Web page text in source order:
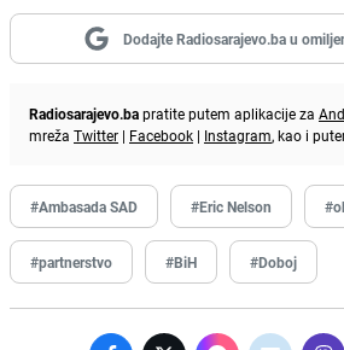
Dodajte Radiosarajevo.ba u
Radiosarajevo.bapratite putem aplikacije za
mreža Twitter | Facebook | Instagram, kao i
#Ambasada SAD #Eric Nelson
#partnerstvo #BiH #Doboj